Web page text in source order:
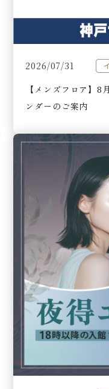
2026/07/31
【メンズフロア】8
ンダーのご案内